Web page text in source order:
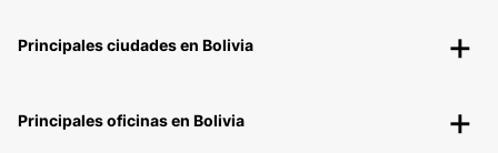
Principales ciudades en Bolivia
Principales oficinas en Bolivia